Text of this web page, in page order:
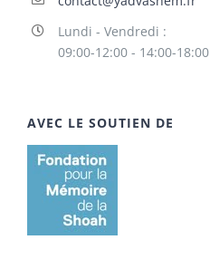
Lundi - Vendredi :
09:00-12:00 - 14:00-18:00
AVEC LE SOUTIEN DE